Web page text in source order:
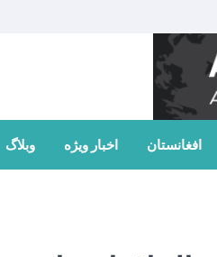
وبلاگ اخبار ویژه افغانستان